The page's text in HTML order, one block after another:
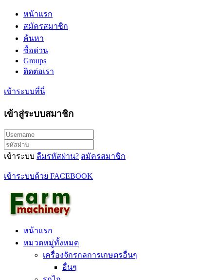
หน้าแรก
สมัครสมาชิก
ค้นหา
ซื้อด่วน
Groups
ติดต่อเรา
เข้าระบบที่นี่
เข้าสู่ระบบสมาชิก
เข้าระบบ ลืมรหัสผ่าน? สมัครสมาชิก
เข้าระบบด้วย FACEBOOK
หน้าแรก
หมวดหมู่ทั้งหมด
เครื่องจักรกลการเกษตรอื่นๆ
อื่นๆ